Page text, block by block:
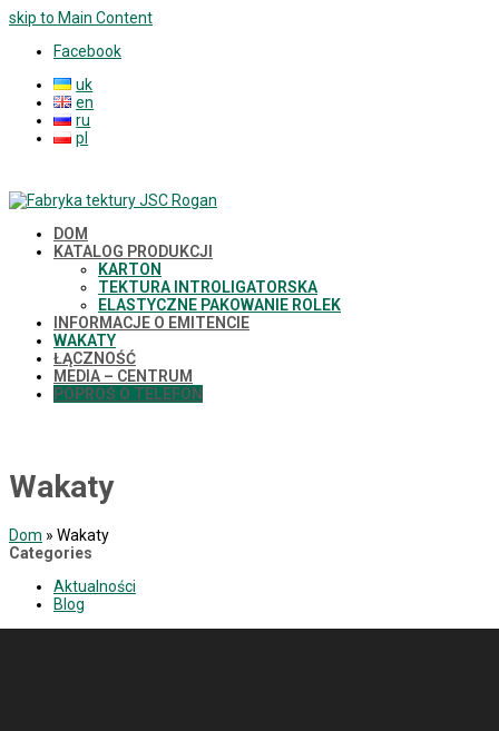
skip to Main Content
Facebook
uk
en
ru
pl
DOM
KATALOG PRODUKCJI
KARTON
TEKTURA INTROLIGATORSKA
ELASTYCZNE PAKOWANIE ROLEK
INFORMACJE O EMITENCIE
WAKATY
ŁĄCZNOŚĆ
MEDIA – CENTRUM
POPROŚ O TELEFON
Wakaty
Dom » Wakaty
Categories
Aktualności
Blog